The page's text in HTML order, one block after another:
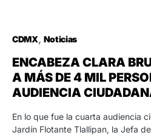
CDMX Noticias
ENCABEZA CLARA
A MÁS DE 4 MIL
AUDIENCIA
En lo que fue la cuarta audiencia
Jardín Flotante Tlallipan, la Jefa